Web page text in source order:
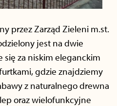
przez Zarząd Zieleni m.st.
jest na dwie
się za niskim eleganckim
gdzie znajdziemy
z naturalnego drewna
oraz wielofunkcyjne